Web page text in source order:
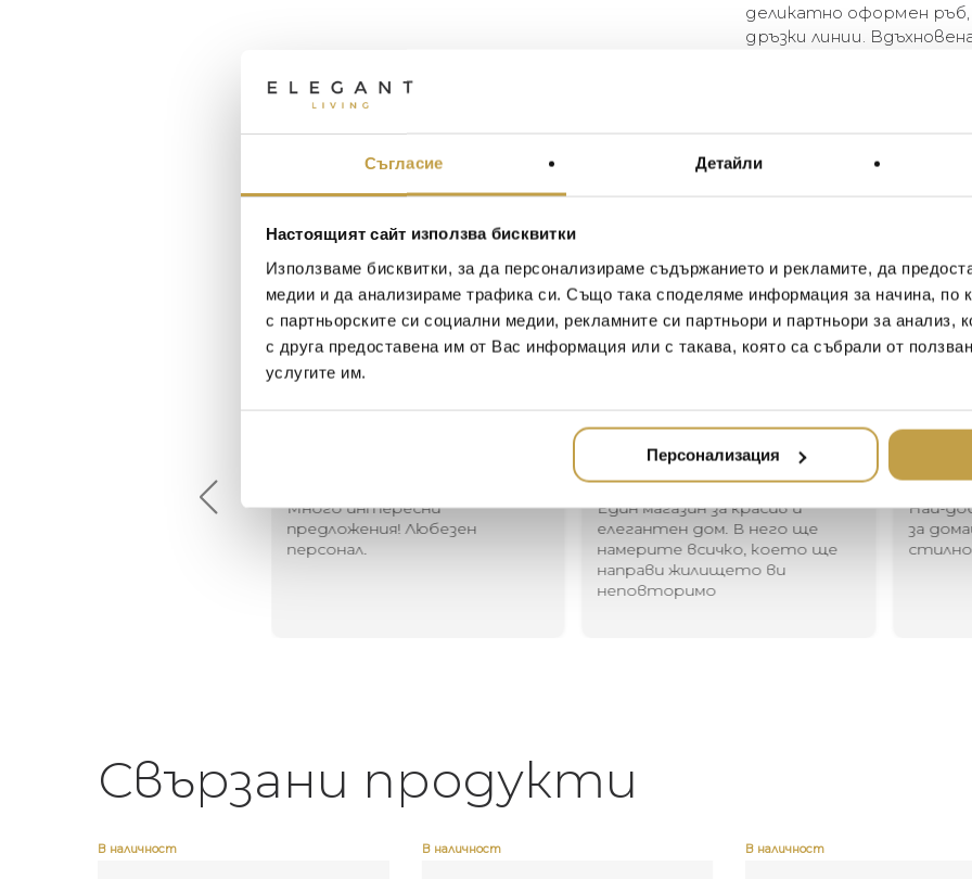
Съгласие Детайли
Настоящият сайт използва бисквитки
Използваме бисквитки, за да персонализираме съдържанието и рекламите, да
медии и да анализираме трафика си. Също така споделяме информация за начина, по
с партньорските си социални медии, рекламните си партньори и партньори за анализ,
с друга предоставена им от Вас информация или с такава, която са събрали от
услугите им.
Персонализация
деликатно оформен
дръзки линии.
интелектуална фигура,
елегантност, като
Enlarging the Baccarat
saucers, and a mug are
tea or coffee tasting
enhanced by gold
Maison’s crystal
that contrasts with its bold
epicurean and intellectual
subtle elegance while
Много интересни
предложения! Любезен
персонал.
Иван Иванов
2020-05-20
Един магазин за красив и
елегантен дом. В него ще
намерите всичко, което ще
направи жилището ви
неповторимо
Най-
за
стилно
Свързани продукти
В наличност В наличност В наличност